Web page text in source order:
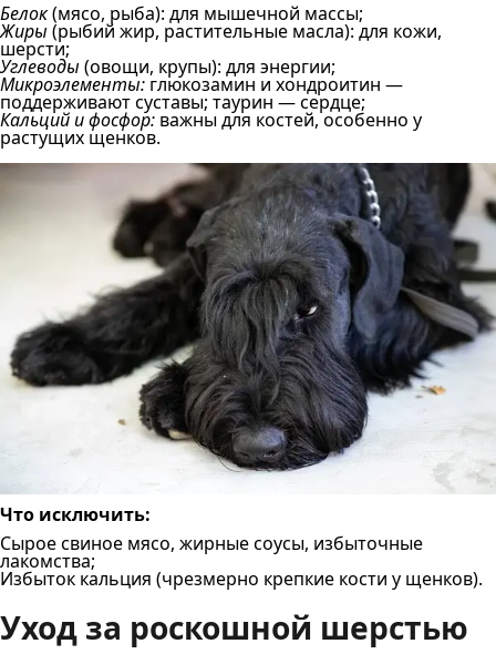
Белок(мясо, рыба): для мышечной массы;
Жиры (рыбий жир, растительные масла): для кожи,
шерсти;
Углеводы (овощи, крупы): для энергии;
Микроэлементы: глюкозамин и хондроитин —
поддерживают суставы; таурин — сердце;
Кальций и фосфор: важны для костей, особенно у
растущих щенков.
Что исключить:
Сырое свиное мясо, жирные соусы, избыточные
лакомства;
Избыток кальция (чрезмерно крепкие кости у щенков).
Уход за роскошной шерстью